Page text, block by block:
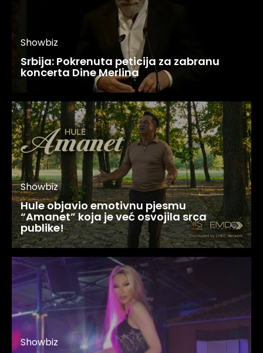
Showbiz
Srbija: Pokrenuta peticija za zabranu
koncerta Dine Merlina
Showbiz
Hule objavio emotivnu pjesmu
“Amanet” koja je već osvojila srca
publike!
Showbiz